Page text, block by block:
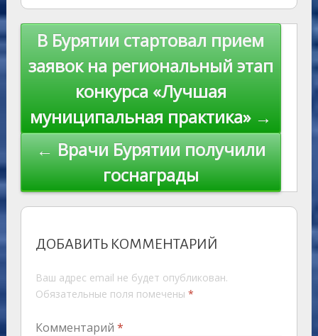
as
s
ni
ki
r
n
al
m p
p
st Li
n
k
Навигация
В Бурятии стартовал прием
заявок на региональный этап
конкурса «Лучшая
муниципальная практика» →
← Врачи Бурятии получили
госнаграды
ДОБАВИТЬ КОММЕНТАРИЙ
Ваш адрес email не будет опубликован.
Обязательные поля помечены *
Комментарий *